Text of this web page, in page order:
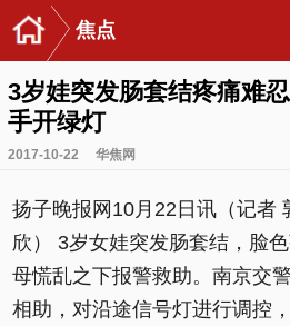
焦点
3岁娃突发肠套结疼痛难
手开绿灯
2017-10-22 华焦网
扬子晚报网10月22日讯（记者
欣） 3岁女娃突发肠套结，脸
母慌乱之下报警救助。南京交
相助，对沿途信号灯进行调控